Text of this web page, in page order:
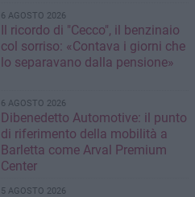
6 AGOSTO 2026
Il ricordo di "Cecco", il benzinaio
col sorriso: «Contava i giorni che
lo separavano dalla pensione»
6 AGOSTO 2026
Dibenedetto Automotive: il punto
di riferimento della mobilità a
Barletta come Arval Premium
Center
5 AGOSTO 2026